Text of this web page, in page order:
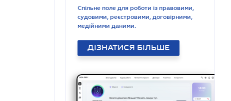
Спільне поле для роботи із правовими,
судовими, реєстровими, договірними,
медійними даними.
ДІЗНАТИСЯ БІЛЬШЕ